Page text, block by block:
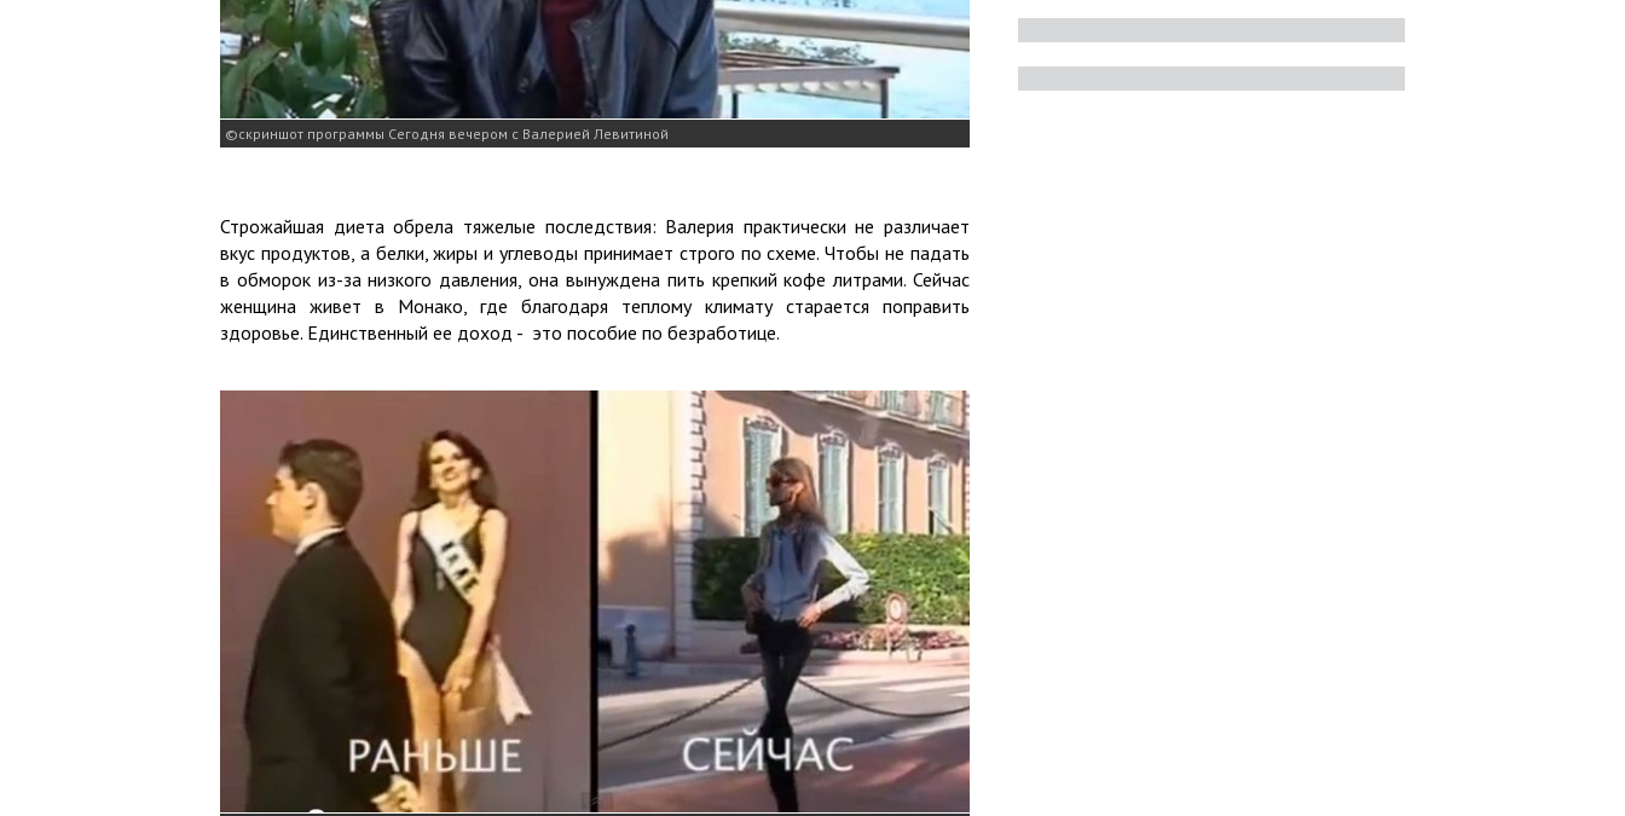
скриншот программы Сегодня вечером с Валерией Левитиной
Строжайшая диета обрела тяжелые последствия: Валерия практически не различает
вкус продуктов, а белки, жиры и углеводы принимает строго по схеме. Чтобы не падать
в обморок из-за низкого давления, она вынуждена пить крепкий кофе литрами. Сейчас
женщина живет в Монако, где благодаря теплому климату старается поправить
здоровье. Единственный ее доход - это пособие по безработице.